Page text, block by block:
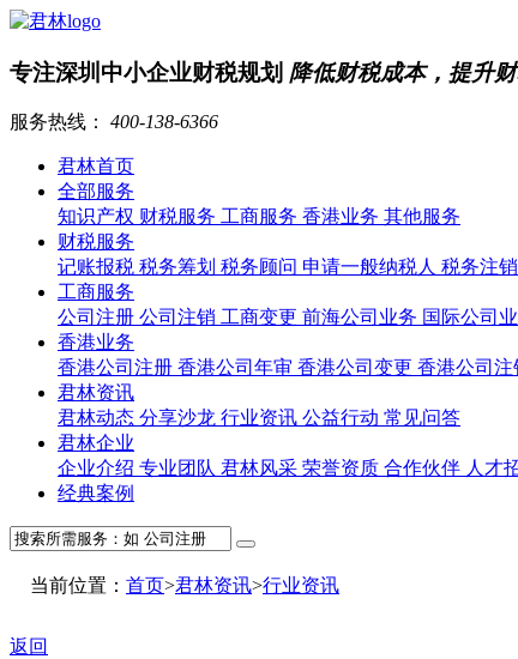
专注深圳中小企业财税规划 降低财税成本，提升
服务热线： 400-138-6366
君林首页
全部服务
知识产权 财税服务 工商服务 香港业务 其他服务
财税服务
记账报税 税务筹划 税务顾问 申请一般纳税人 税务注销
工商服务
公司注册 公司注销 工商变更 前海公司业务 国际公司
香港业务
香港公司注册 香港公司年审 香港公司变更 香港公司注
君林资讯
君林动态 分享沙龙 行业资讯 公益行动 常见问答
君林企业
企业介绍 专业团队 君林风采 荣誉资质 合作伙伴 人才
经典案例
当前位置： 首页>君林资讯>行业资讯
返回